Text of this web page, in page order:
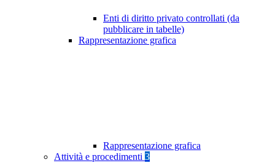
Enti di diritto privato controllati (da
pubblicare in tabelle)
Rappresentazione grafica
Rappresentazione grafica
Attività e procedimenti 3